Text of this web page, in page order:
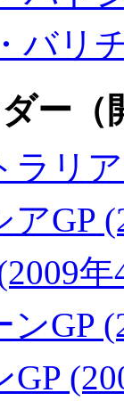
バリ
ー
リ
GP
GP